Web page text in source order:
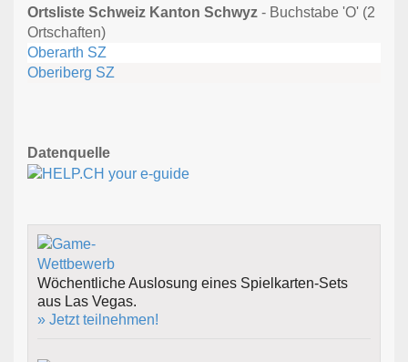
Ortsliste Schweiz Kanton Schwyz - Buchstabe 'O' (2
Ortschaften)
Oberarth SZ
Oberiberg SZ
Datenquelle
Wöchentliche Auslosung eines Spielkarten-Sets
aus Las Vegas.
» Jetzt teilnehmen!